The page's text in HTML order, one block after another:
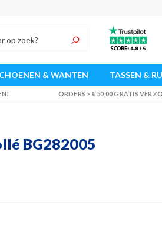
& WANTEN TASSEN &
ORDERS > € 50,00 GRATIS
BG282005